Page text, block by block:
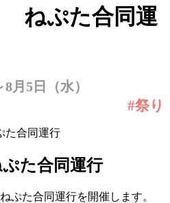
ねぷた合同運
月5日（水）
#祭り
た合同運行
ぷた合同運行を開催します。